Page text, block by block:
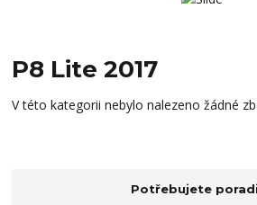
P8 Lite 2017
V této kategorii nebylo nalezeno žádné
Potřebujete